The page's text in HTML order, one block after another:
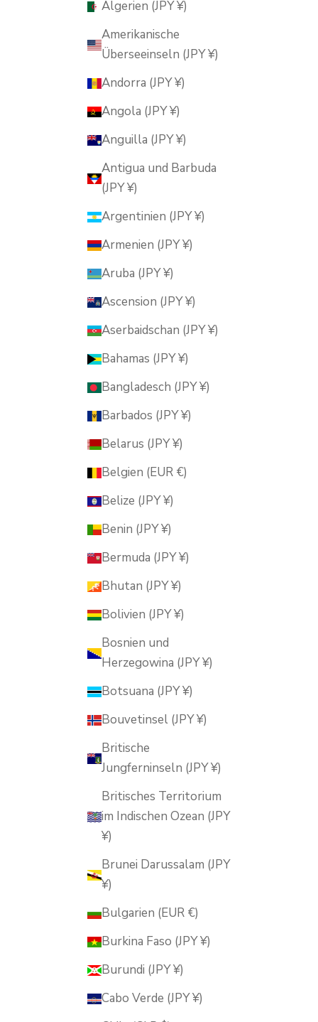
Algerien (JPY ¥)
Amerikanische
Überseeinseln (JPY ¥)
Andorra (JPY ¥)
Angola (JPY ¥)
Anguilla (JPY ¥)
Antigua und Barbuda
(JPY ¥)
Argentinien (JPY ¥)
Armenien (JPY ¥)
Aruba (JPY ¥)
Ascension (JPY ¥)
Aserbaidschan (JPY ¥)
Bahamas (JPY ¥)
Bangladesch (JPY ¥)
Barbados (JPY ¥)
Belarus (JPY ¥)
Belgien (EUR €)
Belize (JPY ¥)
Benin (JPY ¥)
Bermuda (JPY ¥)
Bhutan (JPY ¥)
Bolivien (JPY ¥)
Bosnien und
Herzegowina (JPY ¥)
Botsuana (JPY ¥)
Bouvetinsel (JPY ¥)
Britische
Jungferninseln (JPY ¥)
Britisches Territorium
im Indischen Ozean (JPY
¥)
Brunei Darussalam (JPY
¥)
Bulgarien (EUR €)
Burkina Faso (JPY ¥)
Burundi (JPY ¥)
Cabo Verde (JPY ¥)